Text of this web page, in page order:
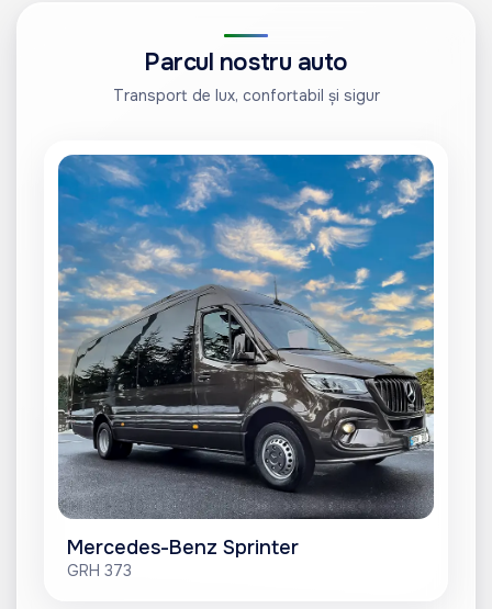
Parcul nostru auto
Transport de lux, confortabil și sigur
Mercedes-Benz Sprinter
GRH 373